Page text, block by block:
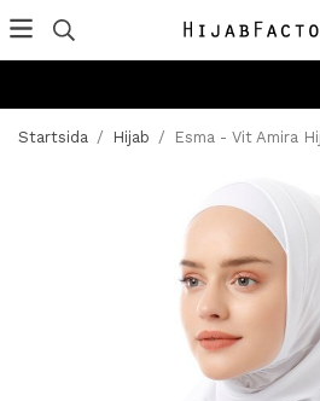
Startsida / Hijab / Esma - Vit Amira